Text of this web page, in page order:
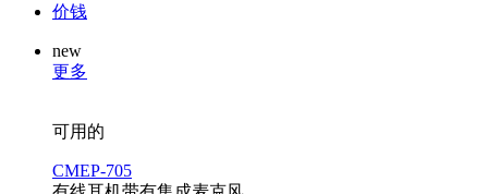
价钱
new
更多
可用的
CMEP-705